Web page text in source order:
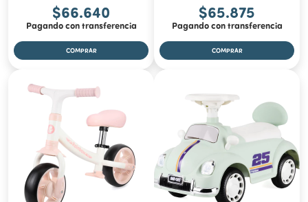
$66.640
Pagando con transferencia
$65.875
Pagando con transferencia